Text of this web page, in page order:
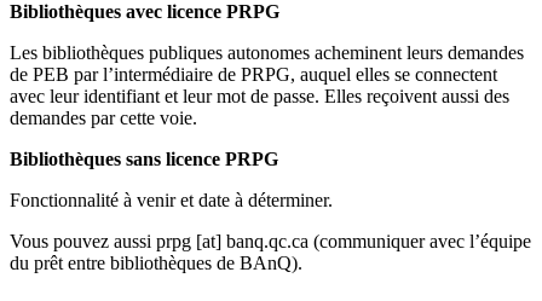
Bibliothèques avec licence PRPG
Les bibliothèques publiques autonomes acheminent leurs demandes
de PEB par l’intermédiaire de PRPG, auquel elles se connectent
avec leur identifiant et leur mot de passe. Elles reçoivent aussi des
demandes par cette voie.
Bibliothèques sans licence PRPG
Fonctionnalité à venir et date à déterminer.
Vous pouvez aussi prpg [at] banq.qc.ca (communiquer avec l’équipe
du prêt entre bibliothèques de BAnQ).